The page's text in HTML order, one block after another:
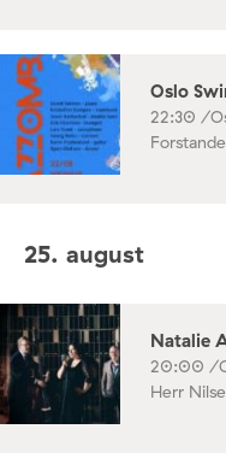
Oslo
22:30 /
25. august
Natalie
20:00 /
Herr